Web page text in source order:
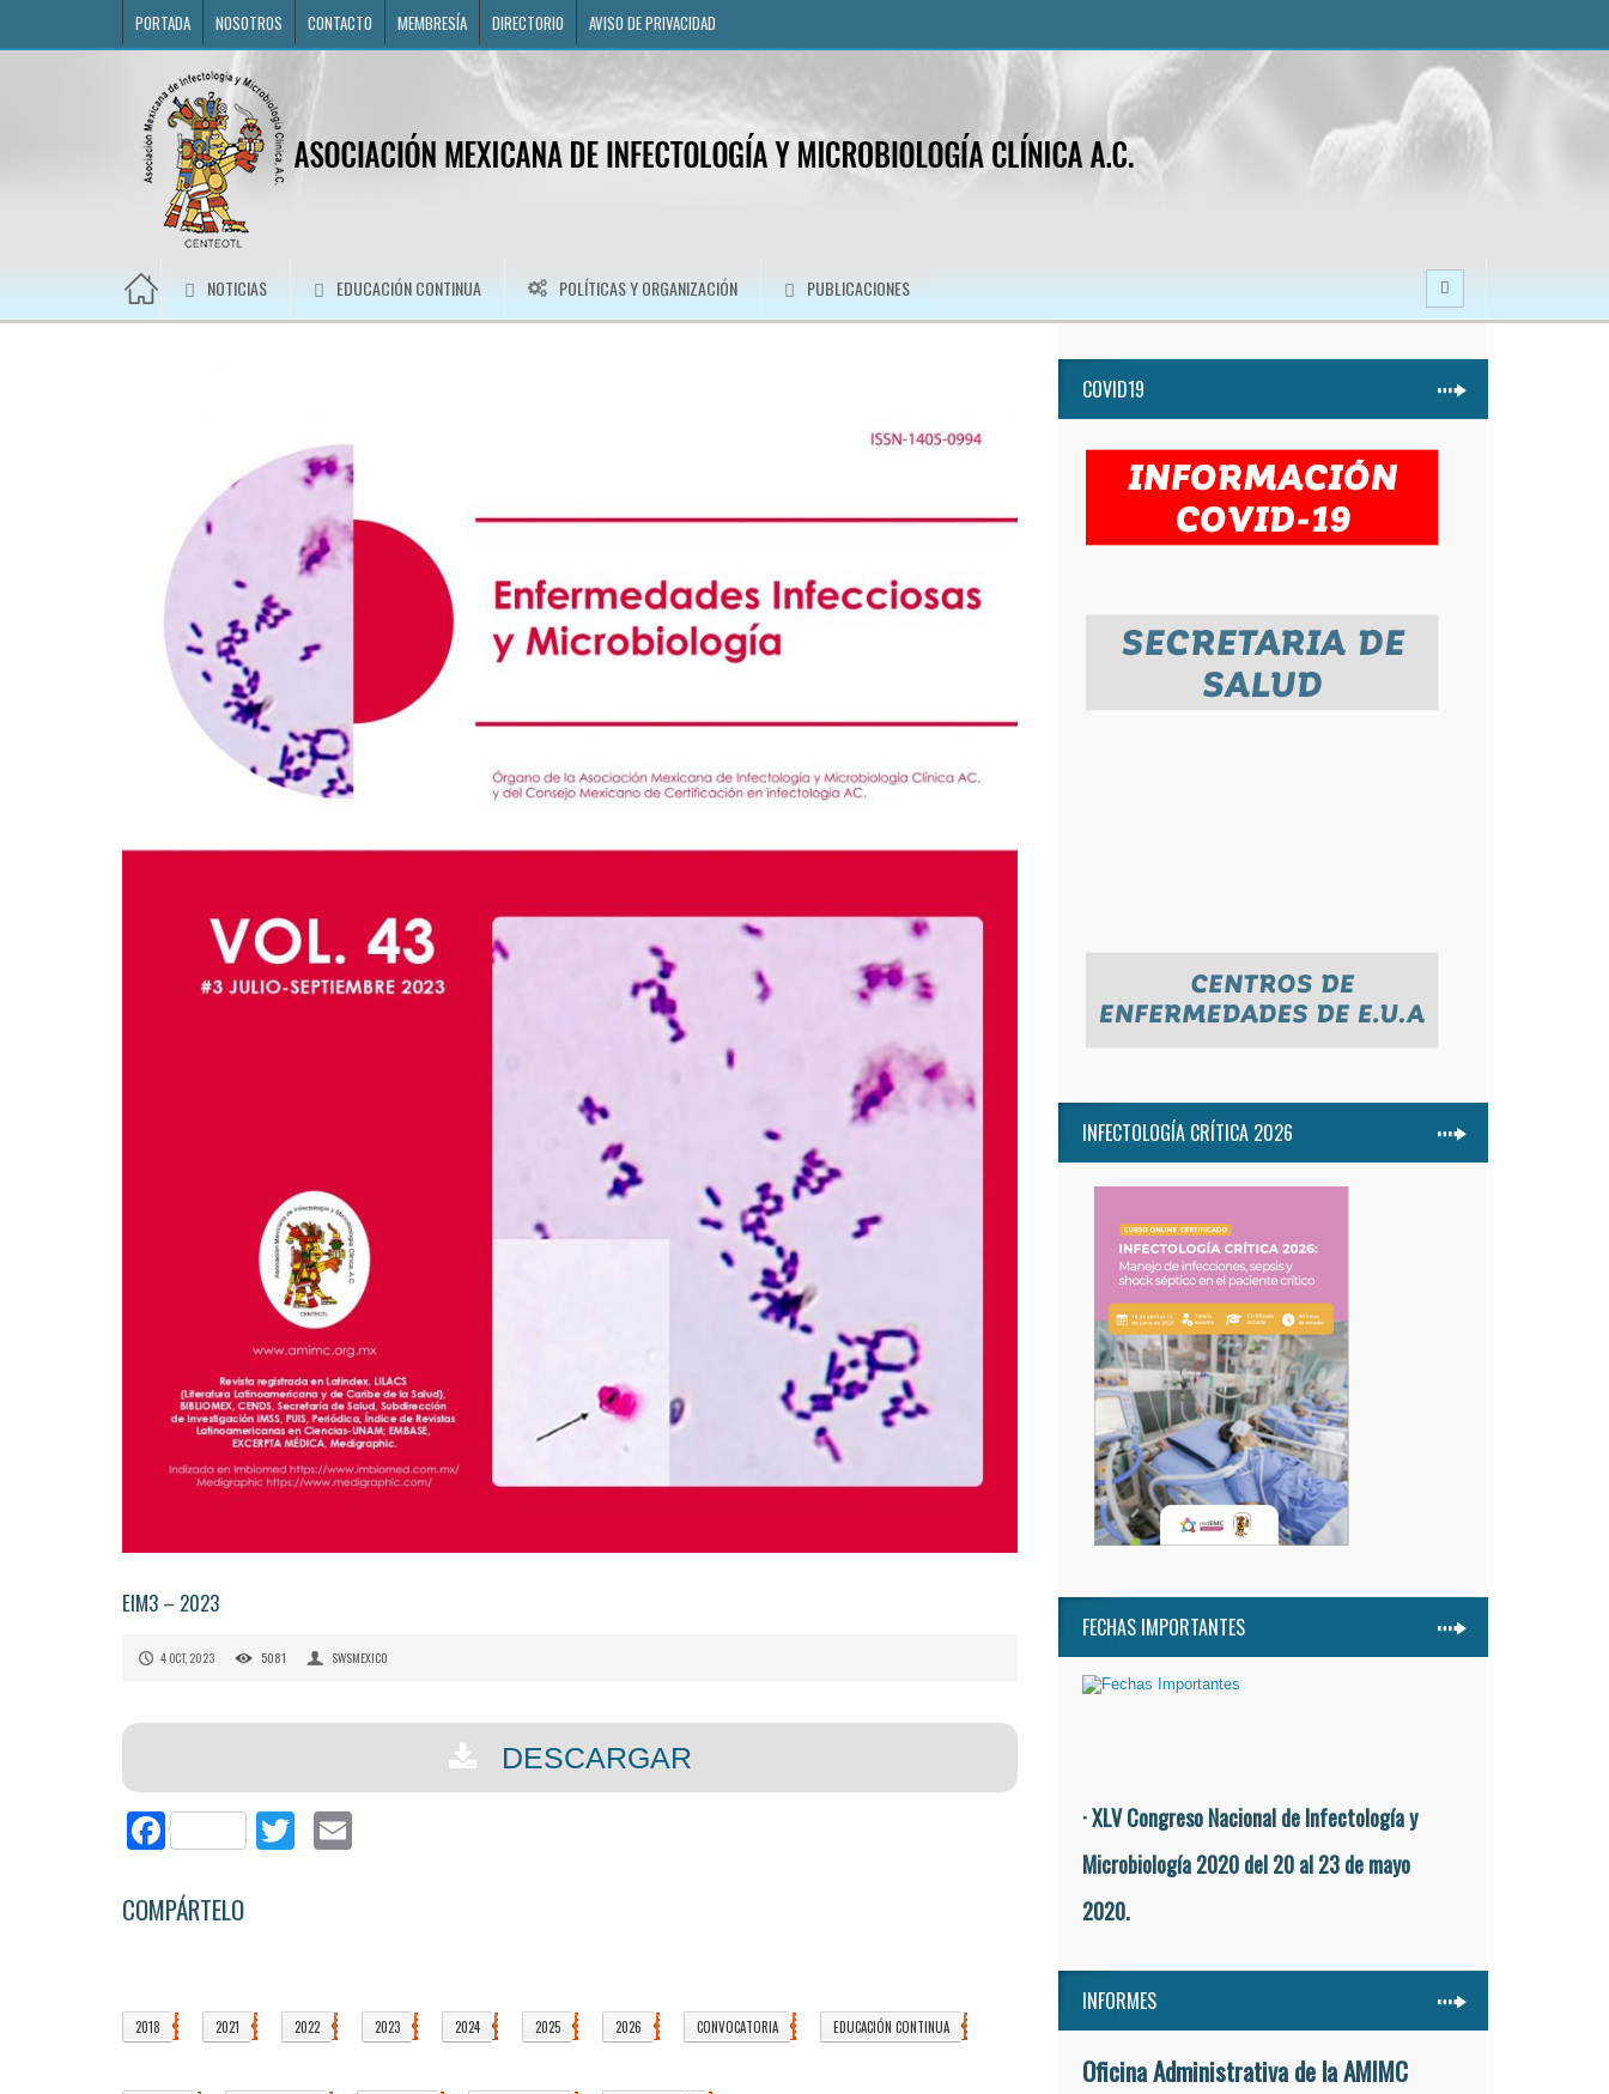
PORTADA NOSOTROS CONTACTO MEMBRESÍA DIRECTORIO AVISO DE PRIVACIDAD
NOTICIAS EDUCACIÓN CONTINUA POLÍTICAS Y ORGANIZACIÓN PUBLICACIONES
EIM3 – 2023
4 OCT, 2023 5081 SWSMEXICO
DESCARGAR
FacebookTwitter
COMPÁRTELO
2018 4 2021 5 2022 5 2023 1 2024 3 2025 5 2026 3 CONVOCATORIA 3 EDUCACIÓN CONTINUA 1
COVID19
INFECTOLOGÍA CRÍTICA 2026
FECHAS IMPORTANTES
· XLV Congreso Nacional de Infectología y
Microbiología 2020 del 20 al 23 de mayo
2020.
INFORMES
Oficina Administrativa de la AMIMC